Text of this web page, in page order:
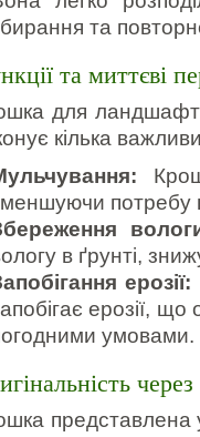
та
та миттєві
для
кілька
потребу
в ґрунті,
ерозії:
ерозії,
умовами.
через
представлена